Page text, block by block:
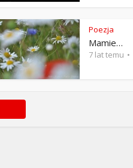
Poezja
Mamie…
7 lat temu